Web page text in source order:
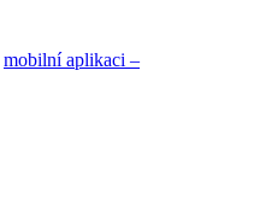
mobilní aplikaci –